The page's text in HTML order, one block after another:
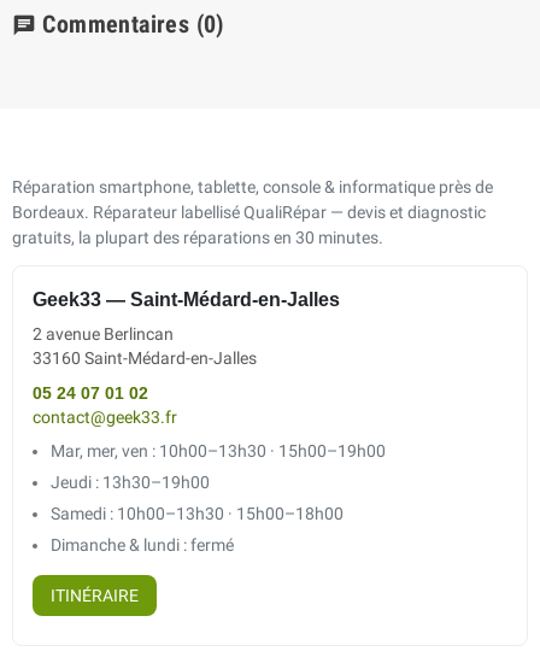
chat Commentaires (0)
Réparation smartphone, tablette, console & informatique près de
Bordeaux. Réparateur labellisé QualiRépar — devis et diagnostic
gratuits, la plupart des réparations en 30 minutes.
Geek33 — Saint-Médard-en-Jalles
2 avenue Berlincan
33160 Saint-Médard-en-Jalles
05 24 07 01 02
contact@geek33.fr
Mar, mer, ven : 10h00–13h30 · 15h00–19h00
Jeudi : 13h30–19h00
Samedi : 10h00–13h30 · 15h00–18h00
Dimanche & lundi : fermé
ITINÉRAIRE